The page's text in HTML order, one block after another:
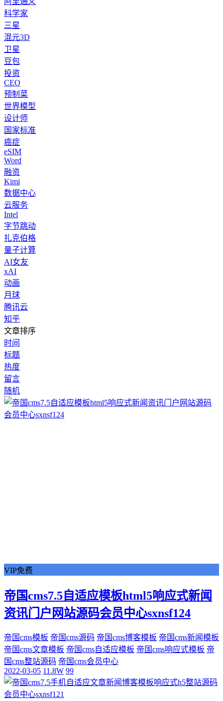
科学家
三星
混元3D
卫星
豆包
投资
CEO
预制菜
世界模型
设计师
国家标准
癌症
eSIM
Word
融资
Kimi
数据中心
云服务
Intel
字节跳动
扎克伯格
量子计算
AI女友
xAI
动画
月球
腾讯云
知乎
文章排序
时间
标题
热度
留言
随机
VIP免费
帝国cms7.5自适应模板html5响应式新闻
资讯门户网站源码会员中心sxnsf124
帝国cms模板 帝国cms源码 帝国cms博客模板 帝国cms新闻模板
帝国cms文章模板 帝国cms自适应模板 帝国cms响应式模板 帝
国cms整站源码 帝国cms会员中心
2022-03-05 11.8W 99